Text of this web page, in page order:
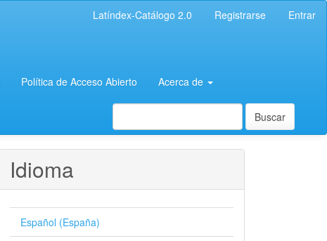
Latíndex-Catálogo 2.0 Registrarse Entrar
Política de Acceso Abierto Acerca de
Buscar
Idioma
Español (España)